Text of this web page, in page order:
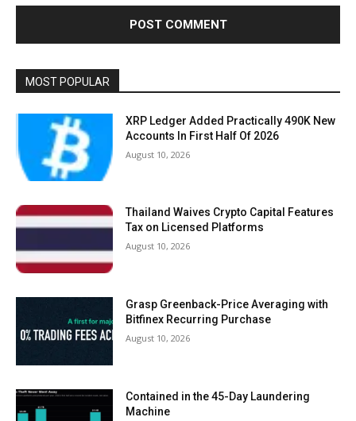
MOST POPULAR
XRP Ledger Added Practically 490K New
Accounts In First Half Of 2026
August 10, 2026
Thailand Waives Crypto Capital Features
Tax on Licensed Platforms
August 10, 2026
Grasp Greenback-Price Averaging with
Bitfinex Recurring Purchase
August 10, 2026
Contained in the 45-Day Laundering
Machine